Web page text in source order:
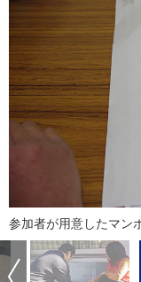
参加者が用意したマン